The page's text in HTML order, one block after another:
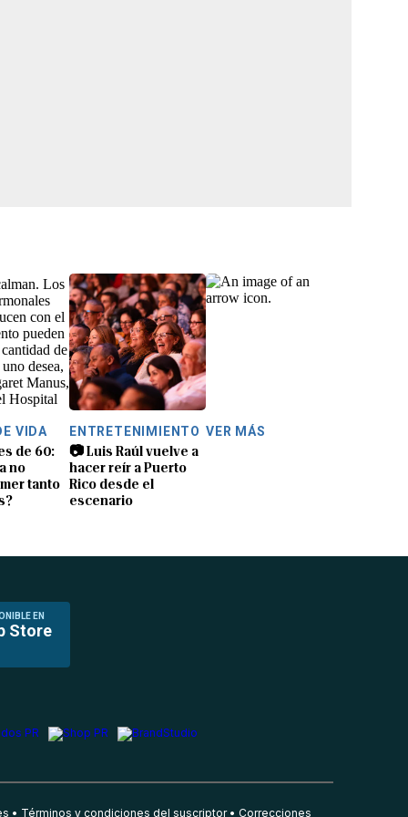
VIDA
de 60:
no
tanto
ENTRETENIMIENTO
📷 Luis Raúl vuelve a
hacer reír a Puerto
Rico desde el
escenario
VER MÁS
EN
Store
Términos y condiciones del suscriptor Correcciones